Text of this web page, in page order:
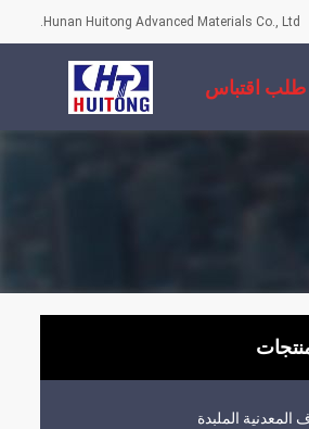
Hunan Huitong Advanced Materials Co., Ltd.
طلب اقتباس
المعدنية الملبدة